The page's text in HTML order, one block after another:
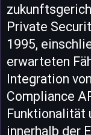
Private
1995,
erwarteten
Integration
Compliance
Funktionalität
innerhalb der